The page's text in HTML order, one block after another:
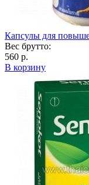
Капсулы для
Вес брутто:
560 р.
В корзину